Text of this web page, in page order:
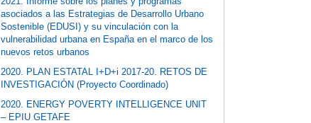
asociados a las Estrategias de Desarrollo Urbano
Sostenible (EDUSI) y su vinculación con la
vulnerabilidad urbana en España en el marco de los
nuevos retos urbanos
2020. PLAN ESTATAL I+D+i 2017-20. RETOS DE
INVESTIGACIÓN (Proyecto Coordinado)
2020. ENERGY POVERTY INTELLIGENCE UNIT
– EPIU GETAFE